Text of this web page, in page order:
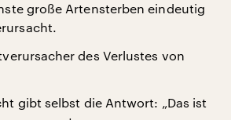
große Artensterben eindeutig
des Verlustes von
gibt selbst die Antwort: „Das ist